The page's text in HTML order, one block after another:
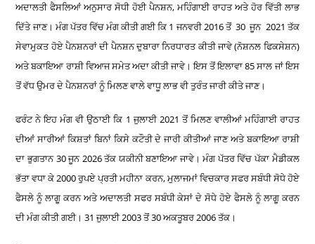
ਅਦਾਲਤੀ ਫੈਸਲਿਆਂ ਅਨੁਸਾਰ ਸੋਧੀ ਹੋਈ ਪੈਨਸ਼ਨ, ਮਹਿੰਗਾਈ ਰਾਹਤ ਅਤੇ ਹੋਰ ਵਿੱਤੀ ਲਾਭ
ਦਿੱਤੇ ਜਾਣ। ਮੰਗ ਪੱਤਰ ਵਿੱਚ ਮੰਗ ਕੀਤੀ ਗਈ ਕਿ 1 ਜਨਵਰੀ2016ਤੋਂ30 ਜੂਨ 2021 ਤੱਕ
ਸੇਵਾਮੁਕਤ ਹੋਏ ਪੈਨਸ਼ਨਰਾਂ ਦੀ ਪੈਨਸ਼ਨ ਦੁਬਾਰਾ ਨਿਰਧਾਰਤ ਕੀਤੀ ਜਾਵੇ (ਨੋਸ਼ਨਲ ਫਿਕਸੇਸ਼ਨ)
ਅਤੇ ਬਕਾਇਆ ਰਾਸ਼ੀ ਵਿਆਜ ਸਮੇਤ ਅਦਾ ਕੀਤੀ ਜਾਵੇ। ਇਸ ਤੋਂ ਇਲਾਵਾ85ਸਾਲ ਜਾਂ ਇਸ
ਤੋਂ ਵੱਧ ਉਮਰ ਦੇ ਪੈਨਸ਼ਨਰਾਂ ਨੂੰ ਮਿਲਣ ਵਾਲੇ ਵਾਧੂ ਲਾਭ ਵੀ ਤੁਰੰਤ ਜਾਰੀ ਕੀਤੇ ਜਾਣ।
ਫਰੰਟ ਨੇ ਇਹ ਮੰਗ ਵੀ ਉਠਾਈ ਕਿ 1 ਜੁਲਾਈ2021 ਤੋਂ ਮਿਲਣ ਵਾਲੀਆਂ ਮਹਿੰਗਾਈ ਰਾਹਤ
ਦੀਆਂ ਸਾਰੀਆਂ ਕਿਸ਼ਤਾਂ ਬਿਨਾਂ ਕਿਸੇ ਕਟੌਤੀ ਦੇ ਜਾਰੀ ਕੀਤੀਆਂ ਜਾਣ ਅਤੇ ਬਕਾਇਆ ਰਾਸ਼ੀ
ਦਾ ਭੁਗਤਾਨ30ਜੂਨ2026ਤੱਕ ਯਕੀਨੀ ਬਣਾਇਆ ਜਾਵੇ। ਮੰਗ ਪੱਤਰ ਵਿੱਚ ਪੱਕਾ ਮੈਡੀਕਲ
ਭੱਤਾ ਵਧਾ ਕੇ2000ਰੁਪਏ ਪ੍ਰਤੀ ਮਹੀਨਾ ਕਰਨ,ਮੁਲਾਜਮਾਂ ਵਿਚਕਾਰ ਸਫਰ ਸਬੰਧੀ ਸੋਧੇ ਹੋਏ
ਫੈਸਲੇ ਨੂੰ ਲਾਗੂ ਕਰਨ ਅਤੇ ਅਦਾਲਤੀ ਸਫਰ ਸਬੰਧੀ ਕੇਸਾਂ ਦੇ ਸੋਧੇ ਹੋਏ ਫੈਸਲੇ ਨੂੰ ਲਾਗੂ ਕਰਨ
ਦੀ ਮੰਗ ਕੀਤੀ ਗਈ।31 ਜੁਲਾਈ2003ਤੋਂ30ਅਕਤੂਬਰ2006ਤੱਕ।